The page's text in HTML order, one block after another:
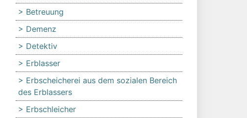
Betreuung
Demenz
Detektiv
Erblasser
Erbscheicherei aus dem sozialen Bereich
des Erblassers
Erbschleicher